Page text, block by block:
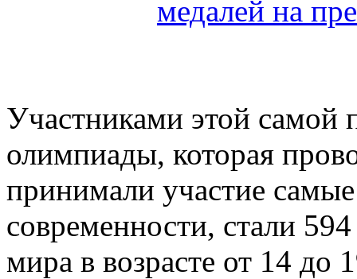
Участниками этой самой
олимпиады, которая
принимали участие
современности, стали
мира в возрасте от 14 до